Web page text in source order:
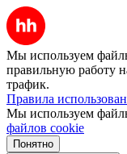
Мы используем
правильную работу
трафик.
Правила
Мы используем
файлов cookie
Понятно